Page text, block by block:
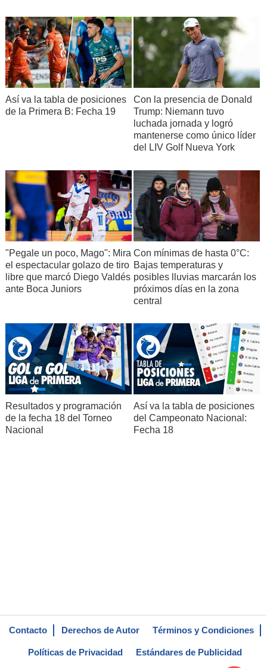
Así va la tabla de posiciones
de la Primera B: Fecha 19
Con la presencia de Donald
Trump: Niemann tuvo
luchada jornada y logró
mantenerse como único líder
del LIV Golf Nueva York
"Pegale un poco, Mago": Mira
el espectacular golazo de tiro
libre que marcó Diego Valdés
ante Boca Juniors
Con mínimas de hasta 0°C:
Bajas temperaturas y
posibles lluvias marcarán los
próximos días en la zona
central
Resultados y programación
de la fecha 18 del Torneo
Nacional
Así va la tabla de posiciones
del Campeonato Nacional:
Fecha 18
Contacto Derechos de Autor Términos y Condiciones
Políticas de Privacidad Estándares de Publicidad